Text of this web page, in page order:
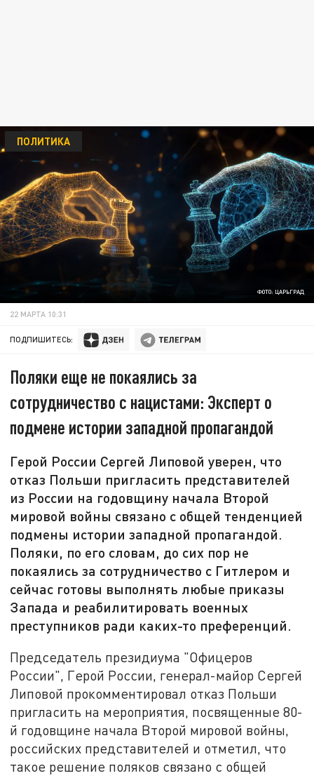
ФОТО: ЦАРЬГРАД
ПОЛИТИКА
22 МАРТА 10:31
ПОДПИШИТЕСЬ:
Поляки еще не покаялись за
сотрудничество с нацистами: Эксперт о
подмене истории западной пропагандой
Герой России Сергей Липовой уверен, что
отказ Польши пригласить представителей
из России на годовщину начала Второй
мировой войны связано с общей тенденцией
подмены истории западной пропагандой.
Поляки, по его словам, до сих пор не
покаялись за сотрудничество с Гитлером и
сейчас готовы выполнять любые приказы
Запада и реабилитировать военных
преступников ради каких-то преференций.
Председатель президиума "Офицеров
России", Герой России, генерал-майор Сергей
Липовой прокомментировал отказ Польши
пригласить на мероприятия, посвященные 80-
й годовщине начала Второй мировой войны,
российских представителей и отметил, что
такое решение поляков связано с общей